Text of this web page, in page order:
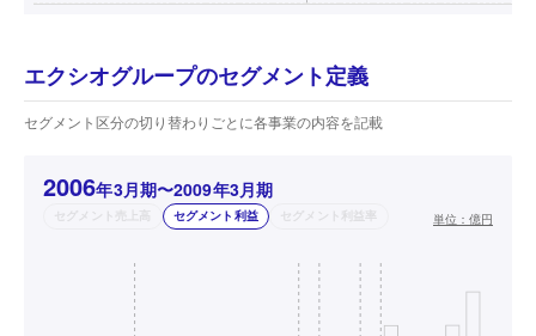
エクシオグループのセグメント定義
セグメント区分の切り替わりごとに各事業の内容を記載
2006年3月期〜2009年3月期
セグメント売上高 セグメント利益 セグメント利益率 単位： 億円